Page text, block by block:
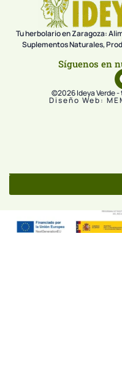
Tu herbolario en Zaragoza:
Suplementos Naturales,
Síguenos en
©2026 Ideya Verde
Diseño Web: